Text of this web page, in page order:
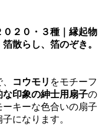
２０・３種｜縁起物
散らし、箔のぞき。
コウモリ をモチーフ
な印象の紳士用扇子の
キーな色合いの扇子
になります。